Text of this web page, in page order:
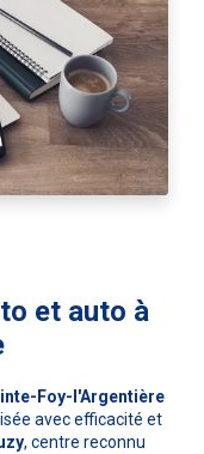
et auto à
Foy-l'Argentière
avec efficacité et
, centre reconnu